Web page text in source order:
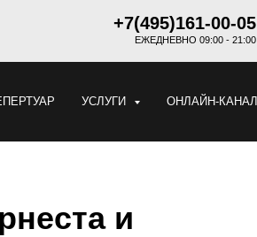
+7(495)161-00-05
ЕЖЕДНЕВНО 09:00 - 21:00
УСЛУГИ ОНЛАЙН-КАНАЛ
и